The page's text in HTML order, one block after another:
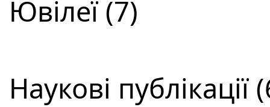
Ювілеї (7)
Наукові публікації